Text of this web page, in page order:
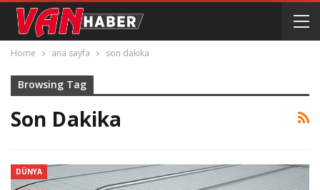
Home ana sayfa son dakika
Browsing Tag
Son Dakika
DÜNYA